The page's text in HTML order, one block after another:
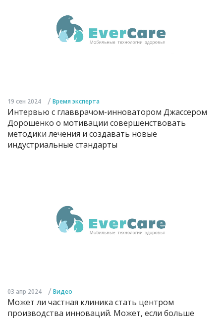
19 сен 2024 / Время эксперта
Интервью с главврачом-инноватором Джассером
Дорошенко о мотивации совершенствовать
методики лечения и создавать новые
индустриальные стандарты
03 апр 2024 / Видео
Может ли частная клиника стать центром
производства инноваций. Может, если больше